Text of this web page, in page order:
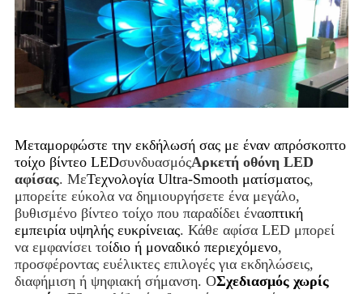
Μεταμορφώστε την εκδήλωσή σας με έναν απρόσκοπτο
τοίχο βίντεο LEDσυνδυασμόςΑρκετή οθόνη LED
αφίσας. ΜεΤεχνολογία Ultra-Smooth ματίσματος,
μπορείτε εύκολα να δημιουργήσετε ένα μεγάλο,
βυθισμένο βίντεο τοίχο που παραδίδει έναοπτική
εμπειρία υψηλής ευκρίνειας. Κάθε αφίσα LED μπορεί
να εμφανίσει τοίδιο ή μοναδικό περιεχόμενο,
προσφέροντας ευέλικτες επιλογές για εκδηλώσεις,
διαφήμιση ή ψηφιακή σήμανση. ΟΣχεδιασμός χωρίς